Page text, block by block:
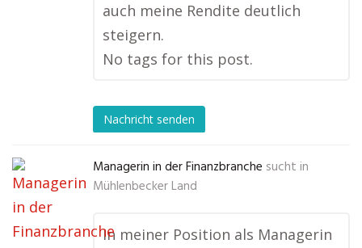
auch meine Rendite deutlich
steigern.
No tags for this post.
Nachricht senden
Managerin in der Finanzbranche sucht in
Mühlenbecker Land
In meiner Position als Managerin